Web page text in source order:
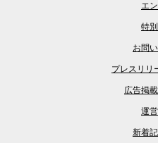
エ
特
お問
プレスリリ
広告掲
運
新着